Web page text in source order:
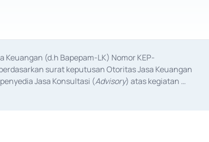
(d.h Bapepam-LK) Nomor KEP-
surat keputusan Otoritas Jasa Keuangan
Jasa Konsultasi (Advisory) atas kegiatan